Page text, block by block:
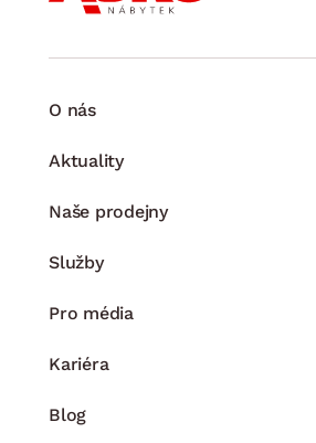
O nás
Aktuality
Naše prodejny
Služby
Pro média
Kariéra
Blog